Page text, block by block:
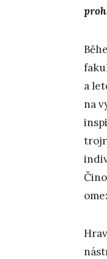
a
na